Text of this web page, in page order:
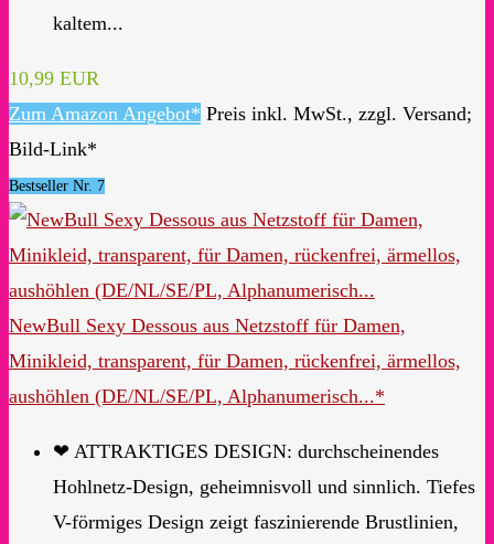
kaltem...
10,99 EUR
Zum Amazon Angebot* Preis inkl. MwSt., zzgl. Versand;
Bild-Link*
Bestseller Nr. 7
NewBull Sexy Dessous aus Netzstoff für Damen,
Minikleid, transparent, für Damen, rückenfrei, ärmellos,
aushöhlen (DE/NL/SE/PL, Alphanumerisch...*
❤ ATTRAKTIGES DESIGN: durchscheinendes
Hohlnetz-Design, geheimnisvoll und sinnlich. Tiefes
V-förmiges Design zeigt faszinierende Brustlinien,